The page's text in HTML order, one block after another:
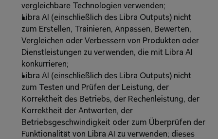
vergleichbare Technologien verwenden;
Libra AI (einschließlich des Libra Outputs) nicht
zum Erstellen, Trainieren, Anpassen, Bewerten,
Vergleichen oder Verbessern von Produkten oder
Dienstleistungen zu verwenden, die mit Libra AI
konkurrieren;
Libra AI (einschließlich des Libra Outputs) nicht
zum Testen und Prüfen der Leistung, der
Korrektheit des Betriebs, der Rechenleistung, der
Korrektheit der Antworten, der
Betriebsgeschwindigkeit oder zum Überprüfen der
Funktionalität von Libra AI zu verwenden; dieses